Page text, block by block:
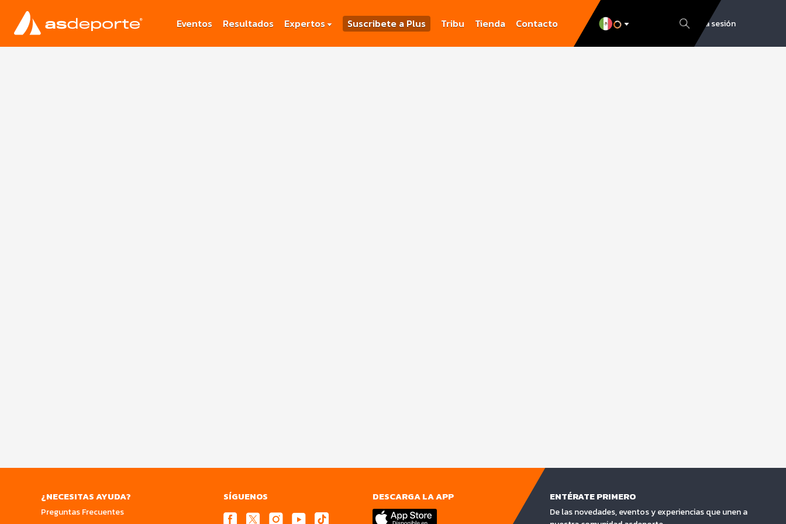
Eventos Resultados Expertos Suscribete a Plus Tribu Tienda Contacto Inicia sesión
¿NECESITAS AYUDA?
Preguntas Frecuentes
SÍGUENOS DESCARGA LA APP ENTÉRATE PRIMERO
De las novedades, eventos y experiencias que unen a